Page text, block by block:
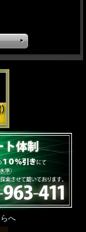
へ